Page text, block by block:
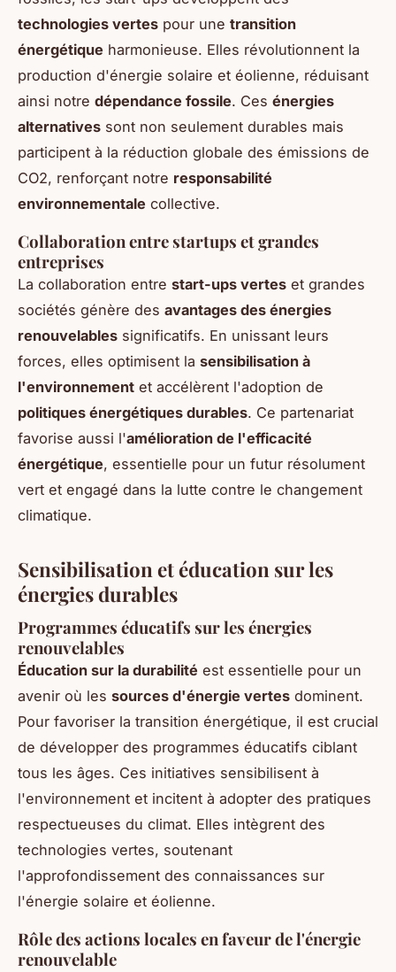
technologies vertes pour une transition
énergétique harmonieuse. Elles révolutionnent la
production d'énergie solaire et éolienne, réduisant
ainsi notre dépendance fossile. Ces énergies
alternatives sont non seulement durables mais
participent à la réduction globale des émissions de
CO2, renforçant notre responsabilité
environnementale collective.
Collaboration entre startups et grandes
entreprises
La collaboration entre start-ups vertes et grandes
sociétés génère des avantages des énergies
renouvelables significatifs. En unissant leurs
forces, elles optimisent la sensibilisation à
l'environnement et accélèrent l'adoption de
politiques énergétiques durables. Ce partenariat
favorise aussi l'amélioration de l'efficacité
énergétique, essentielle pour un futur résolument
vert et engagé dans la lutte contre le changement
climatique.
Sensibilisation et éducation sur les
énergies durables
Programmes éducatifs sur les énergies
renouvelables
Éducation sur la durabilité est essentielle pour un
avenir où les sources d'énergie vertes dominent.
Pour favoriser la transition énergétique, il est crucial
de développer des programmes éducatifs ciblant
tous les âges. Ces initiatives sensibilisent à
l'environnement et incitent à adopter des pratiques
respectueuses du climat. Elles intègrent des
technologies vertes, soutenant
l'approfondissement des connaissances sur
l'énergie solaire et éolienne.
Rôle des actions locales en faveur de l'énergie
renouvelable